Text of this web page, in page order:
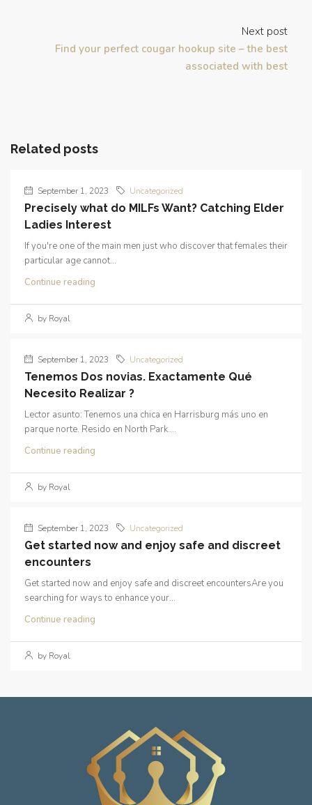
Next post
Find your perfect cougar hookup site – the best
associated with best
Related posts
September 1, 2023 Uncategorized
Precisely what do MILFs Want? Catching Elder
Ladies Interest
If you're one of the main men just who discover that females their
particular age cannot...
Continue reading
by Royal
September 1, 2023 Uncategorized
Tenemos Dos novias. Exactamente Qué
Necesito Realizar ?
Lector asunto: Tenemos una chica en Harrisburg más uno en
parque norte. Resido en North Park....
Continue reading
by Royal
September 1, 2023 Uncategorized
Get started now and enjoy safe and discreet
encounters
Get started now and enjoy safe and discreet encountersAre you
searching for ways to enhance your...
Continue reading
by Royal